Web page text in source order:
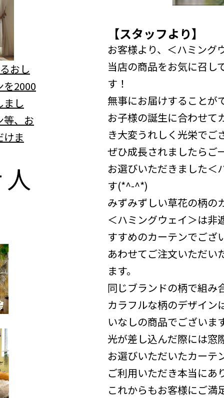
【スタッフより】
お客様より、＜ハミング
当店の商品をお気に召し
す！
無事にお届けすることが
お子様の誕生に合わせて
き大変うれしく光栄でご
ぜひ成長されましたらご
お選びいただきました＜
す(*^-^*)
みずみずしい草花の柄の
＜ハミングウェイ＞は非
すすめのカーテンでござ
あわせてご注文いただい
ます。
同じブランドの柄で組み
カラフルな柄のデザイン
いなしの商品でございま
光が差し込んだ際には窓
お選びいただいたカーテ
ご利用いただき本当にあ
これからもお客様にご満
おし
を2000
まし
等、お
けま
人